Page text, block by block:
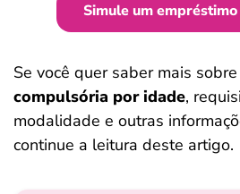
Simule um
Se você quer saber mais
compulsória por idade,
modalidade e outras
continue a leitura deste artigo.